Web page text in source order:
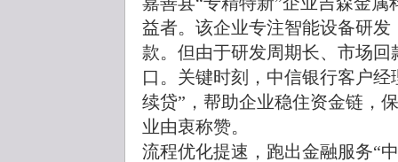
益者。该企业专注智能设备研
款。但由于研发周期长、市场
口。关键时刻，中信银行客户
续贷”，帮助企业稳住资金链，
业由衷称赞。
流程优化提速，跑出金融服务“